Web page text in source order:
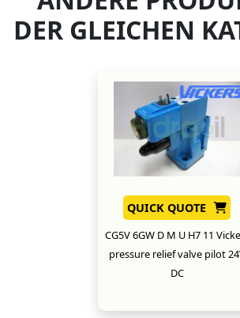
DER GLEICHEN
QUICK QUOTE
CG5V 6GW D M U H7 11
pressure relief valve pilot
DC